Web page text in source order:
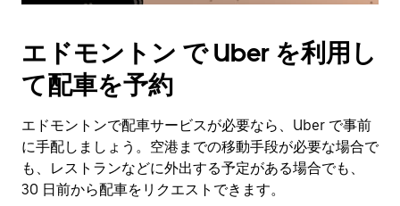
エドモントン で Uber を利用し
て配車を予約
エドモントンで配車サービスが必要なら、Uber で事前
に手配しましょう。空港までの移動手段が必要な場合で
も、レストランなどに外出する予定がある場合でも、
30 日前から配車をリクエストできます。